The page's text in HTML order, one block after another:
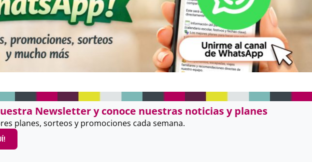
Newsletter y conoce nuestras noticias y planes
planes, sorteos y promociones cada semana.